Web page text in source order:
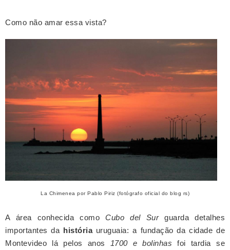
Como não amar essa vista?
La Chimenea por Pablo Piriz (fotógrafo oficial do blog rs)
A área conhecida como Cubo del Surguarda detalhes
importantes da história uruguaia: a fundação da cidade de
Montevideo lá pelos anos 1700 e bolinhas foi tardia se